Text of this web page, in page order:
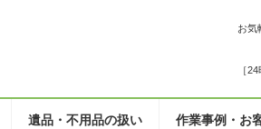
お気
［
遺品・不用品の扱い 作業事例・お